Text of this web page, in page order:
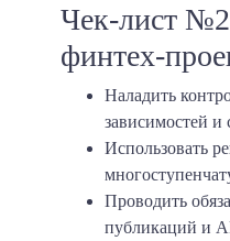
Чек-лист
финтех-
Наладить
зависимостей и
Использовать
Проводить
публикаций и